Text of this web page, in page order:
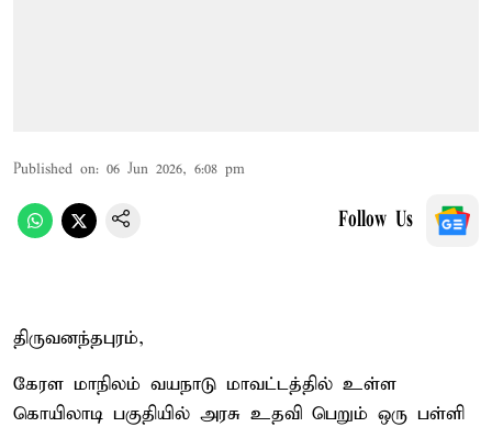
Published on: 06 Jun 2026, 6:08 pm
Follow Us
திருவனந்தபுரம்,
கேரள மாநிலம் வயநாடு மாவட்டத்தில் உள்ள
கொயிலாடி பகுதியில் அரசு உதவி பெறும் ஒரு பள்ளி